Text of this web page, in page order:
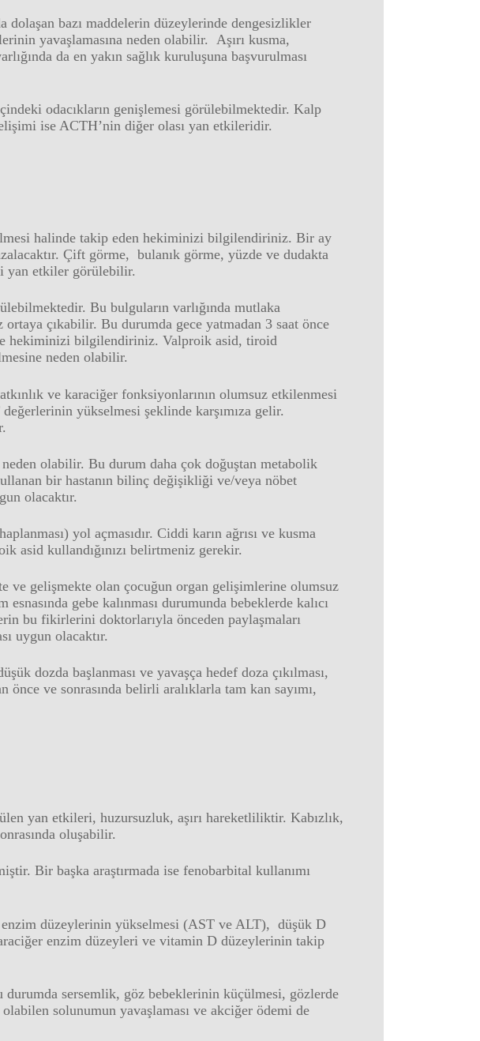
dolaşan bazı maddelerin düzeylerinde dengesizlikler
yavaşlamasına neden olabilir. Aşırı kusma,
da en yakın sağlık kuruluşuna başvurulması
odacıkların genişlemesi görülebilmektedir. Kalp
ise ACTH’nin diğer olası yan etkileridir.
halinde takip eden hekiminizi bilgilendiriniz. Bir ay
Çift görme, bulanık görme, yüzde ve dudakta
yan etkiler görülebilir.
Bu bulguların varlığında mutlaka
çıkabilir. Bu durumda gece yatmadan 3 saat önce
hekiminizi bilgilendiriniz. Valproik asid, tiroid
neden olabilir.
ve karaciğer fonksiyonlarının olumsuz etkilenmesi
yükselmesi şeklinde karşımıza gelir.
olabilir. Bu durum daha çok doğuştan metabolik
bir hastanın bilinç değişikliği ve/veya nöbet
olacaktır.
yol açmasıdır. Ciddi karın ağrısı ve kusma
asid kullandığınızı belirtmeniz gerekir.
ve gelişmekte olan çocuğun organ gelişimlerine olumsuz
gebe kalınması durumunda bebeklerde kalıcı
bu fikirlerini doktorlarıyla önceden paylaşmaları
uygun olacaktır.
dozda başlanması ve yavaşça hedef doza çıkılması,
ve sonrasında belirli aralıklarla tam kan sayımı,
yan etkileri, huzursuzluk, aşırı hareketliliktir. Kabızlık,
oluşabilir.
Bir başka araştırmada ise fenobarbital kullanımı
düzeylerinin yükselmesi (AST ve ALT), düşük D
enzim düzeyleri ve vitamin D düzeylerinin takip
durumda sersemlik, göz bebeklerinin küçülmesi, gözlerde
solunumun yavaşlaması ve akciğer ödemi de